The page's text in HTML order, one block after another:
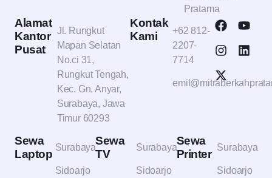
Sewa
Laptop
Surabaya
Sidoarjo
Sewa
TV
Surabaya
Sidoarjo
Sewa
Printer
Surabaya
Sidoarjo
Pratama
Alamat
Kantor
Pusat
Jl. Rungkut
Mapan Selatan
No.ci 31,
Rungkut Tengah,
Kec. Gn. Anyar,
Surabaya, Jawa
Timur 60293
Kontak
Kami
+62 812-
2207-
7714